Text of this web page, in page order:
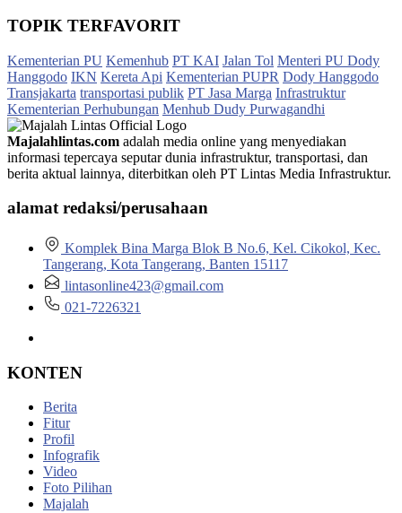
TOPIK TERFAVORIT
Kementerian PU Kemenhub PT KAI Jalan Tol Menteri PU Dody
Hanggodo IKN Kereta Api Kementerian PUPR Dody Hanggodo
Transjakarta transportasi publik PT Jasa Marga Infrastruktur
Kementerian Perhubungan Menhub Dudy Purwagandhi
Majalahlintas.com adalah media online yang menyediakan
informasi tepercaya seputar dunia infrastruktur, transportasi, dan
berita aktual lainnya, diterbitkan oleh PT Lintas Media Infrastruktur.
alamat redaksi/perusahaan
Komplek Bina Marga Blok B No.6, Kel. Cikokol, Kec.
Tangerang, Kota Tangerang, Banten 15117
lintasonline423@gmail.com
021-7226321
KONTEN
Berita
Fitur
Profil
Infografik
Video
Foto Pilihan
Majalah